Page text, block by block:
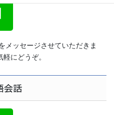
メッセージさせていただきま
にどうぞ。
会話